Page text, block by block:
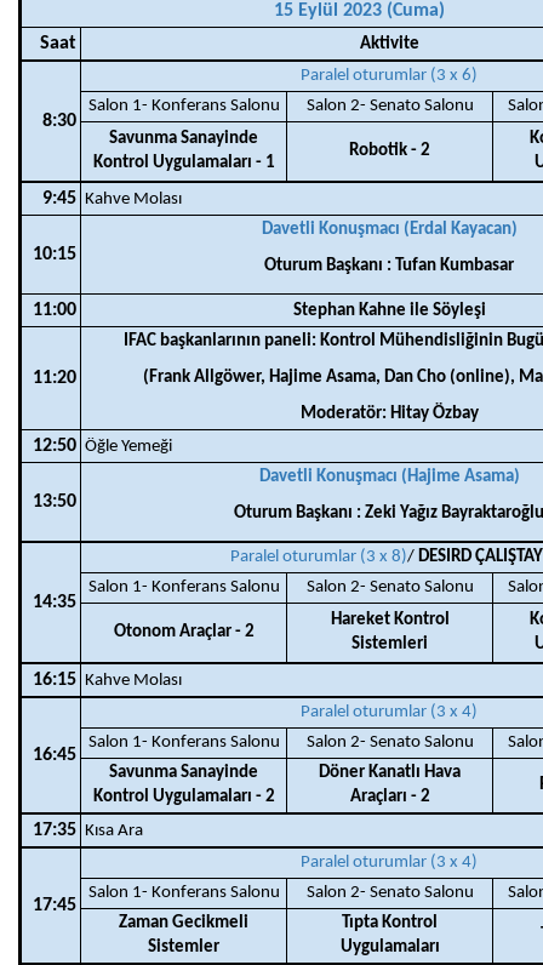
15 Eylül 2023 (Cuma)
Saat
Aktivite
8:30
Paralel oturumlar (3 x 6)
Salon 1- Konferans Salonu
Salon 2- Senato Salonu
Savunma Sanayinde
Kontrol Uygulamaları - 1
Robotik - 2
9:45 Kahve Molası
10:15
Davetli Konuşmacı (Erdal Kayacan)
Oturum Başkanı : Tufan Kumbasar
11:00 Stephan Kahne ile Söyleşi
11:20
IFAC başkanlarının paneli: Kontrol Mühendisliğinin
(Frank Allgöwer, Hajime Asama, Dan Cho (online),
Moderatör: Hitay Özbay
12:50 Öğle Yemeği
13:50
Davetli Konuşmacı (Hajime Asama)
Oturum Başkanı : Zeki Yağız Bayraktaroğlu
14:35
Paralel oturumlar (3 x 8)/ DESIRD
Salon 1- Konferans Salonu
Salon 2- Senato Salonu
Otonom Araçlar - 2
Hareket Kontrol
Sistemleri
16:15 Kahve Molası
16:45
Paralel oturumlar (3 x 4)
Salon 1- Konferans Salonu
Salon 2- Senato Salonu
Savunma Sanayinde
Kontrol Uygulamaları - 2
Döner Kanatlı Hava
Araçları - 2
17:35 Kısa Ara
17:45
Paralel oturumlar (3 x 4)
Salon 1- Konferans Salonu
Salon 2- Senato Salonu
Zaman Gecikmeli
Sistemler
Tıpta Kontrol
Uygulamaları